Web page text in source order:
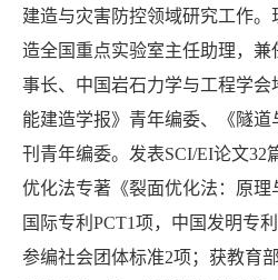
建造与灾害防控领域研究工作。
造全国重点实验室主任助理，
事长、中国岩石力学与工程学
能建造学报》青年编委、《隧
刊青年编委。发表SCI/EI论文32
优化法专著《裂面优化法：原
国际专利 PCT1项，中国发明专利
参编社会团体标准2项；获教育